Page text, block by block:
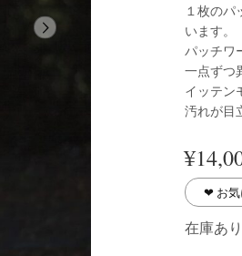
１枚の
います。
パッチワ
一点ずつ
イッテン
汚れが目
¥
❤︎ お気
在庫あり